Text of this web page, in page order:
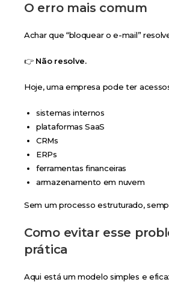
O erro mais comum
Achar que “bloquear o e-mail”
👉 Não resolve.
Hoje, uma empresa pode ter
sistemas internos
plataformas SaaS
CRMs
ERPs
ferramentas financeiras
armazenamento em nuvem
Sem um processo estruturado,
Como evitar esse
prática
Aqui está um modelo simples e